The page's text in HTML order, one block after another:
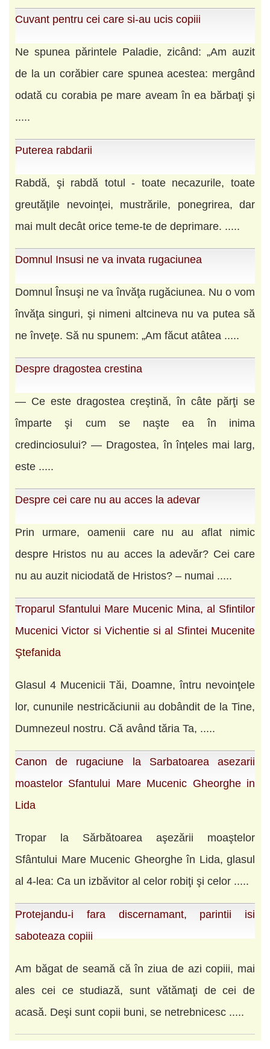
Cuvant pentru cei care si-au ucis copiii
Ne spunea părintele Paladie, zicând: „Am auzit
de la un corăbier care spunea acestea: mergând
odată cu corabia pe mare aveam în ea bărbaţi şi
.....
Puterea rabdarii
Rabdă, şi rabdă totul - toate necazurile, toate
greutăţile nevoinţei, mustrările, ponegrirea, dar
mai mult decât orice teme-te de deprimare. .....
Domnul Insusi ne va invata rugaciunea
Domnul Însuşi ne va învăţa rugăciunea. Nu o vom
învăţa singuri, şi nimeni altcineva nu va putea să
ne înveţe. Să nu spunem: „Am făcut atâtea .....
Despre dragostea crestina
— Ce este dragostea creştină, în câte părţi se
împarte şi cum se naşte ea în inima
credinciosului? — Dragostea, în înţeles mai larg,
este .....
Despre cei care nu au acces la adevar
Prin urmare, oamenii care nu au aflat nimic
despre Hristos nu au acces la adevăr? Cei care
nu au auzit niciodată de Hristos? – numai .....
Troparul Sfantului Mare Mucenic Mina, al Sfintilor
Mucenici Victor si Vichentie si al Sfintei Mucenite
Ştefanida
Glasul 4 Mucenicii Tăi, Doamne, întru nevoinţele
lor, cununile nestricăciunii au dobândit de la Tine,
Dumnezeul nostru. Că având tăria Ta, .....
Canon de rugaciune la Sarbatoarea asezarii
moastelor Sfantului Mare Mucenic Gheorghe in
Lida
Tropar la Sărbătoarea aşezării moaştelor
Sfântului Mare Mucenic Gheorghe în Lida, glasul
al 4-lea: Ca un izbăvitor al celor robiţi şi celor .....
Protejandu-i fara discernamant, parintii isi
saboteaza copiii
Am băgat de seamă că în ziua de azi copiii, mai
ales cei ce studiază, sunt vătămaţi de cei de
acasă. Deşi sunt copii buni, se netrebnicesc .....